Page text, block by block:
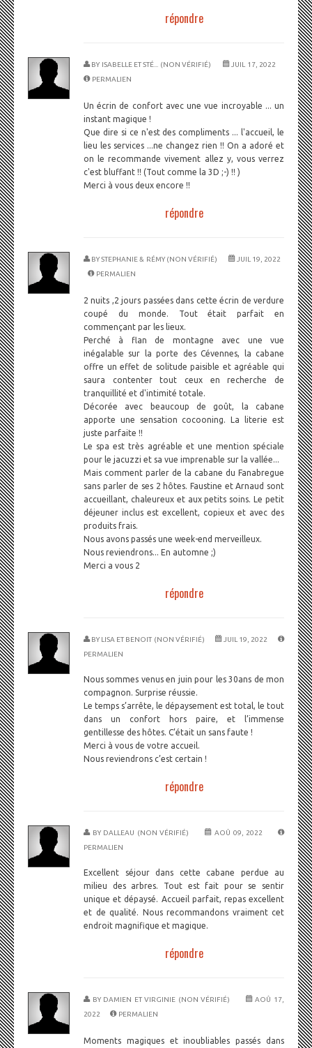
répondre
BY ISABELLE ET STÉ... (NON VÉRIFIÉ)
JUIL 17, 2022
PERMALIEN
Un écrin de confort avec une vue incroyable ... un
instant magique !
Que dire si ce n'est des compliments ... l'accueil, le
lieu les services ...ne changez rien !! On a adoré et
on le recommande vivement allez y, vous verrez
c'est bluffant !! (Tout comme la 3D ;-) !! )
Merci à vous deux encore !!
répondre
BYSTEPHANIE & RÉMY (NON VÉRIFIÉ)
JUIL 19, 2022
PERMALIEN
2 nuits ,2 jours passées dans cette écrin de verdure
coupé du monde. Tout était parfait en
commençant par les lieux.
Perché à flan de montagne avec une vue
inégalable sur la porte des Cévennes, la cabane
offre un effet de solitude paisible et agréable qui
saura contenter tout ceux en recherche de
tranquillité et d'intimité totale.
Décorée avec beaucoup de goût, la cabane
apporte une sensation cocooning. La literie est
juste parfaite !!
Le spa est très agréable et une mention spéciale
pour le jacuzzi et sa vue imprenable sur la vallée...
Mais comment parler de la cabane du Fanabregue
sans parler de ses 2 hôtes. Faustine et Arnaud sont
accueillant, chaleureux et aux petits soins. Le petit
déjeuner inclus est excellent, copieux et avec des
produits frais.
Nous avons passés une week-end merveilleux.
Nous reviendrons... En automne ;)
Merci a vous 2
répondre
BY LISA ET BENOIT (NON VÉRIFIÉ)
JUIL 19, 2022
PERMALIEN
Nous sommes venus en juin pour les 30ans de mon
compagnon. Surprise réussie.
Le temps s’arrête, le dépaysement est total, le tout
dans un confort hors paire, et l’immense
gentillesse des hôtes. C’était un sans faute !
Merci à vous de votre accueil.
Nous reviendrons c’est certain !
répondre
BY DALLEAU (NON VÉRIFIÉ)
AOÛ 09, 2022
PERMALIEN
Excellent séjour dans cette cabane perdue au
milieu des arbres. Tout est fait pour se sentir
unique et dépaysé. Accueil parfait, repas excellent
et de qualité. Nous recommandons vraiment cet
endroit magnifique et magique.
répondre
BY DAMIEN ET VIRGINIE (NON VÉRIFIÉ)
AOÛ 17,
2022
PERMALIEN
Moments magiques et inoubliables passés dans